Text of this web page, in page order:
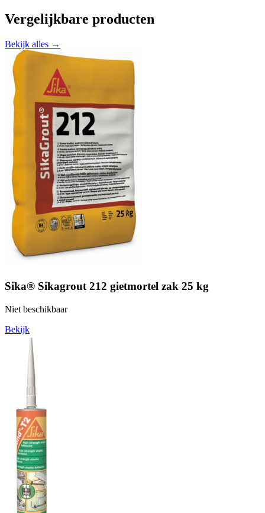
Vergelijkbare producten
Bekijk alles →
Sika® Sikagrout 212 gietmortel zak 25 kg
Niet beschikbaar
Bekijk